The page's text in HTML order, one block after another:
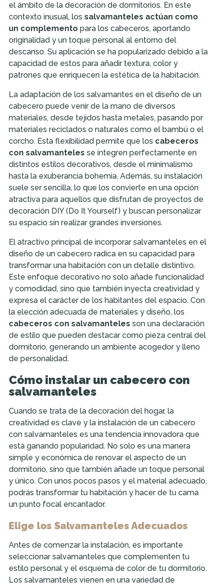
el ámbito de la decoración de dormitorios. En este
contexto inusual, los salvamanteles actúan como
un complemento para los cabeceros, aportando
originalidad y un toque personal al entorno del
descanso. Su aplicación se ha popularizado debido a la
capacidad de estos para añadir textura, color y
patrones que enriquecen la estética de la habitación.
La adaptación de los salvamantes en el diseño de un
cabecero puede venir de la mano de diversos
materiales, desde tejidos hasta metales, pasando por
materiales reciclados o naturales como el bambú o el
corcho. Esta flexibilidad permite que los cabeceros
con salvamanteles se integren perfectamente en
distintos estilos decorativos, desde el minimalismo
hasta la exuberancia bohemia. Además, su instalación
suele ser sencilla, lo que los convierte en una opción
atractiva para aquellos que disfrutan de proyectos de
decoración DIY (Do It Yourself) y buscan personalizar
su espacio sin realizar grandes inversiones.
El atractivo principal de incorporar salvamanteles en el
diseño de un cabecero radica en su capacidad para
transformar una habitación con un detalle distintivo.
Este enfoque decorativo no solo añade funcionalidad
y comodidad, sino que también inyecta creatividad y
expresa el carácter de los habitantes del espacio. Con
la elección adecuada de materiales y diseño, los
cabeceros con salvamanteles son una declaración
de estilo que pueden destacar como pieza central del
dormitorio, generando un ambiente acogedor y lleno
de personalidad.
Cómo instalar un cabecero con
salvamanteles
Cuando se trata de la decoración del hogar, la
creatividad es clave y la instalación de un cabecero
con salvamanteles es una tendencia innovadora que
está ganando popularidad. No solo es una manera
simple y económica de renovar el aspecto de un
dormitorio, sino que también añade un toque personal
y único. Con unos pocos pasos y el material adecuado,
podrás transformar tu habitación y hacer de tu cama
un punto focal encantador.
Elige los Salvamanteles Adecuados
Antes de comenzar la instalación, es importante
seleccionar salvamanteles que complementen tu
estilo personal y el esquema de color de tu dormitorio.
Los salvamanteles vienen en una variedad de